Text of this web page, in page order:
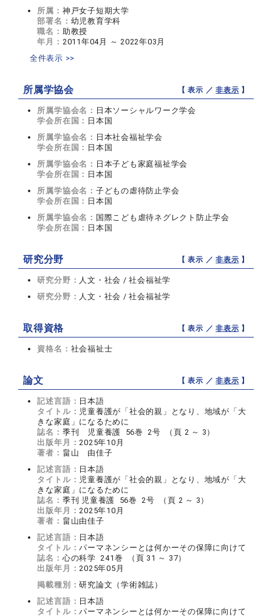
所属： 神戸女子短期大学
部署名： 幼児教育学科
職名： 助教授
年月： 2011年04月 ～ 2022年03月
全件表示 >>
所属学協会 【 表示 ／非表示 】
所属学協会名： 日本ソーシャルワーク学会
学会所在国： 日本国
所属学協会名： 日本社会福祉学会
学会所在国： 日本国
所属学協会名： 日本子ども家庭福祉学会
学会所在国： 日本国
所属学協会名： 子どもの虐待防止学会
学会所在国： 日本国
所属学協会名： 国際こども虐待ネグレクト防止学会
学会所在国： 日本国
研究分野 【 表示 ／非表示 】
研究分野： 人文・社会 / 社会福祉学
研究分野： 人文・社会 / 社会福祉学
取得資格 【 表示 ／非表示 】
資格名： 社会福祉士
論文 【 表示 ／非表示 】
記述言語： 日本語
タイトル： 児童養護が「社会的親」となり、地域が「大
きな家庭」になるために
誌名： 季刊 児童養護 56巻 2号 （頁 2 ～ 3）
出版年月：2025年10月
著者： 畠山 由佳子
記述言語： 日本語
タイトル： 児童養護が「社会的親」となり、地域が「大
きな家庭」になるために
誌名： 季刊 児童養護 56巻 2号 （頁 2 ～ 3）
出版年月：2025年10月
著者： 畠山由佳子
記述言語： 日本語
タイトル：パーマネンシーとは何かーその保障に向けて
誌名： 心の科学 241巻 （頁 31 ～ 37）
出版年月：2025年05月
掲載種別：研究論文（学術雑誌）
記述言語： 日本語
タイトル：パーマネンシーとは何かーその保障に向けて